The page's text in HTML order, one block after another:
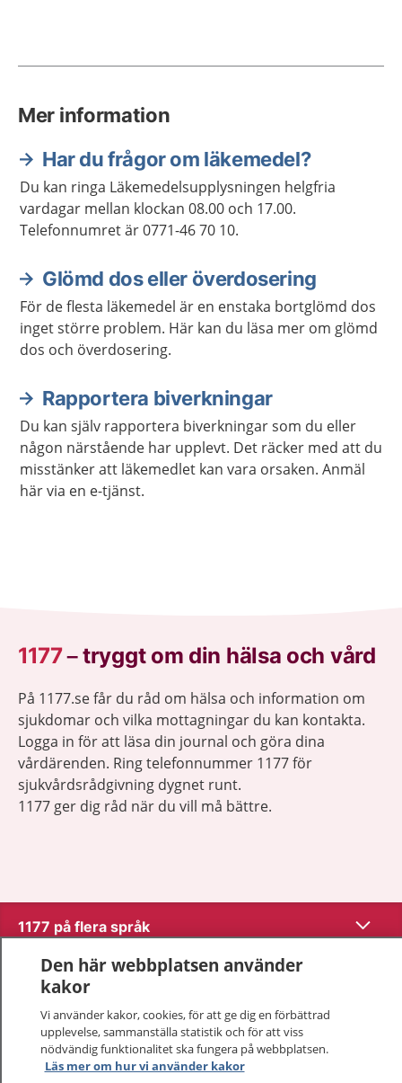
Mer information
Har du frågor om läkemedel?
Du kan ringa Läkemedelsupplysningen helgfria
vardagar mellan klockan 08.00 och 17.00.
Telefonnumret är 0771-46 70 10.
Glömd dos eller överdosering
För de flesta läkemedel är en enstaka bortglömd dos
inget större problem. Här kan du läsa mer om glömd
dos och överdosering.
Rapportera biverkningar
Du kan själv rapportera biverkningar som du eller
någon närstående har upplevt. Det räcker med att du
misstänker att läkemedlet kan vara orsaken. Anmäl
här via en e-tjänst.
1177–tryggt om din hälsa och vård
På 1177.se får du råd om hälsa och information om
sjukdomar och vilka mottagningar du kan kontakta.
Logga in för att läsa din journal och göra dina
vårdärenden. Ring telefonnummer 1177 för
sjukvårdsrådgivning dygnet runt.
1177 ger dig råd när du vill må bättre.
1177 på flera språk Visa
Om 1177
Kontakt
Den här webbplatsen använder
kakor
Vi använder kakor, cookies, för att ge dig en förbättrad
upplevelse, sammanställa statistik och för att viss
nödvändig funktionalitet ska fungera på webbplatsen.
Läs mer om hur vi använder kakor